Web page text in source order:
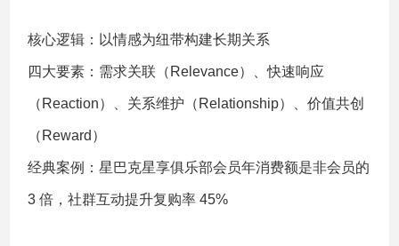
核心逻辑：以情感为纽带构建长期关系
四大要素：需求关联（Relevance）、快速响应
（Reaction）、关系维护（Relationship）、价值共创
（Reward）
经典案例：星巴克星享俱乐部会员年消费额是非会员的
3 倍，社群互动提升复购率 45%